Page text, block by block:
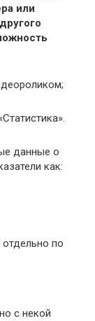
или
данные о
как:
по
с некой